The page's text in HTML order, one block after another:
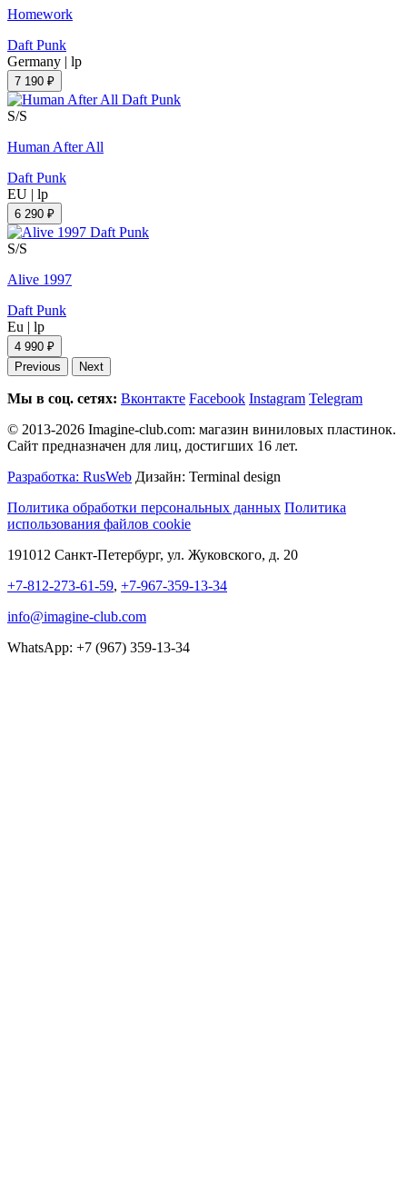
Homework
Daft Punk
Germany | lp
7 190 ₽
S/S
Human After All
Daft Punk
EU | lp
6 290 ₽
S/S
Alive 1997
Daft Punk
Eu | lp
4 990 ₽
Previous
Next
Мы в соц. сетях: Вконтакте Facebook Instagram Telegram
© 2013-2026 Imagine-club.com: магазин виниловых пластинок.
Сайт предназначен для лиц, достигших 16 лет.
Разработка: RusWeb Дизайн: Terminal design
Политика обработки персональных данных Политика
использования файлов cookie
191012 Санкт-Петербург, ул. Жуковского, д. 20
+7-812-273-61-59, +7-967-359-13-34
info@imagine-club.com
WhatsApp: +7 (967) 359-13-34